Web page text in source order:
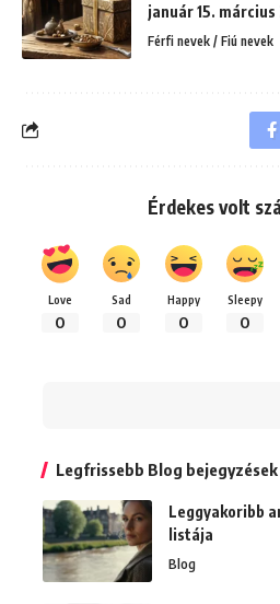
január 15. március
Férfi nevek / Fiú nevek
Érdekes volt
Love
0
Sad
0
Happy
0
Sleepy
0
Legfrissebb Blog bejegyzések
Leggyakoribb
listája
Blog